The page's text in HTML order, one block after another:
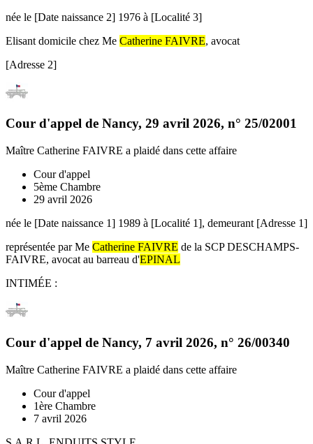
née le [Date naissance 2] 1976 à [Localité 3]
Elisant domicile chez Me Catherine FAIVRE, avocat
[Adresse 2]
Cour d'appel de Nancy, 29 avril 2026, n° 25/02001
Maître Catherine FAIVRE a plaidé dans cette affaire
Cour d'appel
5ème Chambre
29 avril 2026
née le [Date naissance 1] 1989 à [Localité 1], demeurant [Adresse 1]
représentée par Me Catherine FAIVRE de la SCP DESCHAMPS-
FAIVRE, avocat au barreau d'EPINAL
INTIMÉE :
Cour d'appel de Nancy, 7 avril 2026, n° 26/00340
Maître Catherine FAIVRE a plaidé dans cette affaire
Cour d'appel
1ère Chambre
7 avril 2026